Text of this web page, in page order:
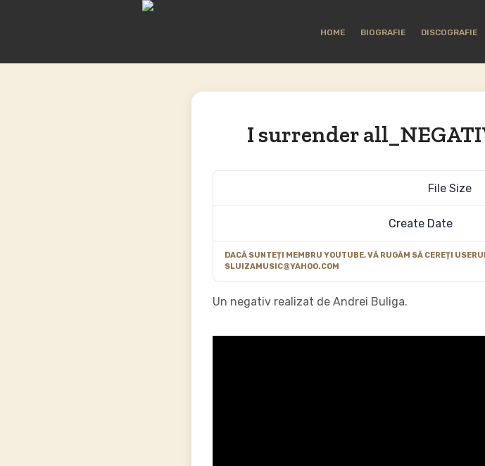
HOME BIOGRAFIE DISCOGRAFIE
I surrender
File Size
Create Date
DACĂ SUNTEȚI MEMBRU YOUTUBE, VĂ RUGĂM SĂ CEREȚI
SLUIZAMUSIC@YAHOO.COM
Un negativ realizat de Andrei Buliga.